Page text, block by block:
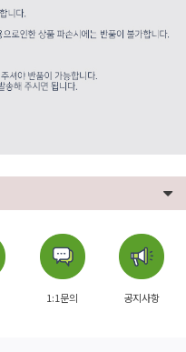
1:1문의 공지사항